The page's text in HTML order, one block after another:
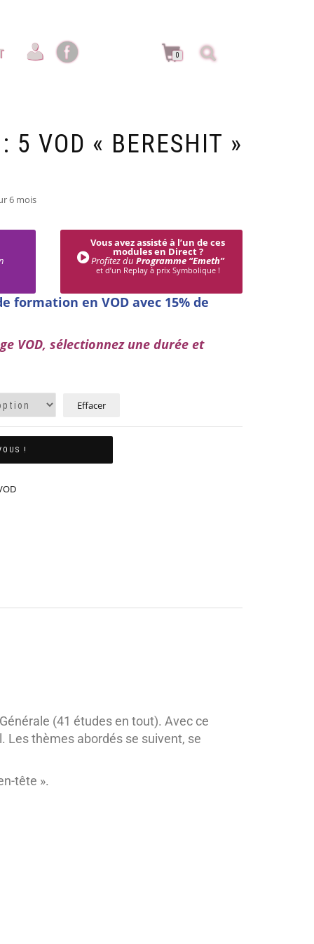
0
5 VOD « BERESHIT »
6 mois
Vous avez assisté à l’un de ces
modules en Direct ?
Profitez du Programme “Emeth”
et d’un Replay à prix Symbolique !
formation en VOD avec 15% de
VOD, sélectionnez une durée et
Effacer
!
(41 études en tout). Avec ce
Les thèmes abordés se suivent, se
tête ».